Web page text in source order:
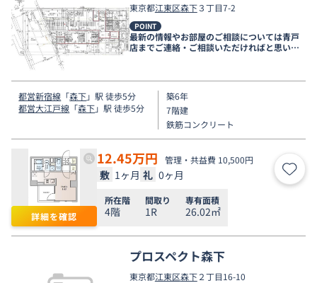
東京都江東区森下３丁目7-2
POINT
最新の情報やお部屋のご相談については青戸
店までご連絡・ご相談いただければと思いま
都営新宿線 「森下」駅 徒歩5分
都営大江戸線 「森下」駅 徒歩5分
築6年
7階建
鉄筋コンクリート
詳細を確認
12.45万円 管理・共益費 10,500円
敷 1ヶ月 礼 0ヶ月 お気
所在階
4階
間取り
1R
専有面積
26.02㎡
プロスペクト森下
東京都江東区森下２丁目16-10